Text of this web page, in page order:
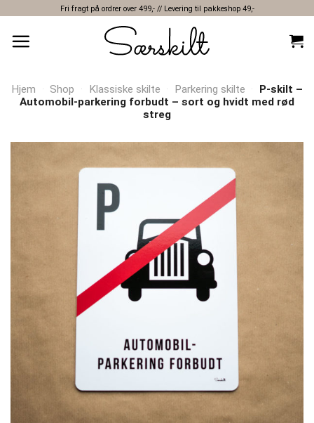
content
Fri fragt på ordrer over 499,- // Levering til pakkeshop 49,-
Hjem · Shop · Klassiske skilte · Parkering skilte ·
P-skilt –
Automobil-parkering forbudt – sort og hvidt med rød
streg